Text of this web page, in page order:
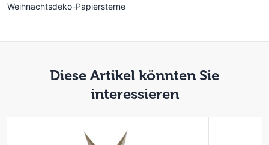
Weihnachtsdeko-Papiersterne
Diese Artikel könnten Sie
interessieren